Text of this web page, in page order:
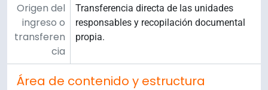
Origen del
ingreso o
transferen
cia
Transferencia directa de las unidades
responsables y recopilación documental
propia.
Área de contenido y estructura